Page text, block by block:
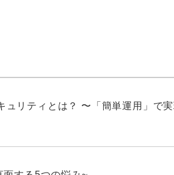
リティとは？ 〜「簡単運用」で